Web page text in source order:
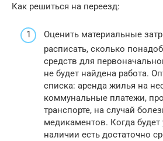
Как решиться на переезд:
Оценить материальные
расписать, сколько
средств для
не будет найдена работа.
списка: аренда жилья на
коммунальные платежи,
транспорте, на случай
медикаментов. Когда будет
наличии есть достаточно